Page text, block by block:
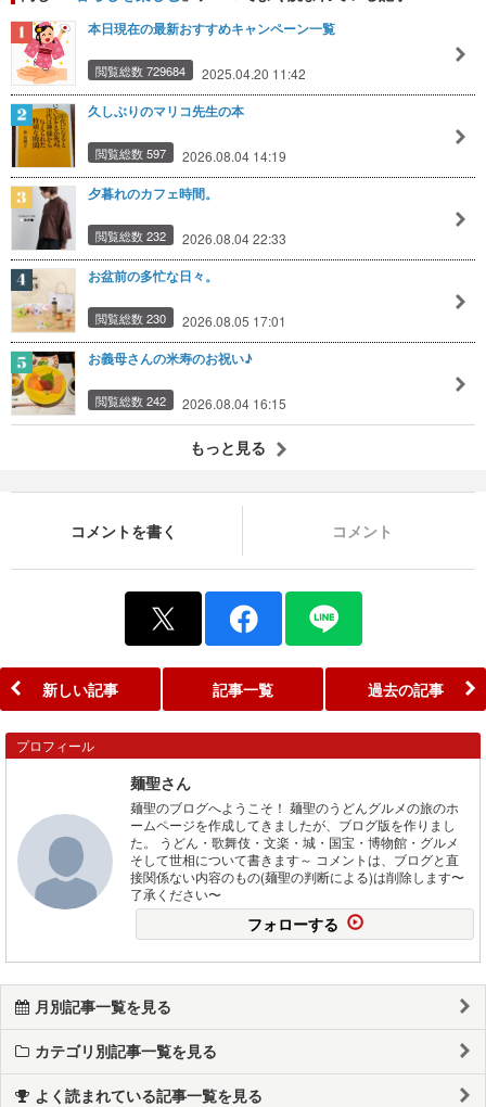
本日現在の最新おすすめキャンペーン一覧
閲覧総数 729684 2025.04.20 11:42
久しぶりのマリコ先生の本
閲覧総数 597 2026.08.04 14:19
夕暮れのカフェ時間。
閲覧総数 232 2026.08.04 22:33
お盆前の多忙な日々。
閲覧総数 230 2026.08.05 17:01
お義母さんの米寿のお祝い♪
閲覧総数 242 2026.08.04 16:15
もっと見る
コメントを書く コメント
新しい記事 記事一覧 過去の記事
プロフィール
麺聖さん
麺聖のブログへようこそ！ 麺聖のうどんグルメの旅のホ
ームページを作成してきましたが、ブログ版を作りまし
た。 うどん・歌舞伎・文楽・城・国宝・博物館・グルメ
そして世相について書きます～ コメントは、ブログと直
接関係ない内容のもの(麺聖の判断による)は削除します〜
了承ください〜
フォローする
月別記事一覧を見る
カテゴリ別記事一覧を見る
よく読まれている記事一覧を見る